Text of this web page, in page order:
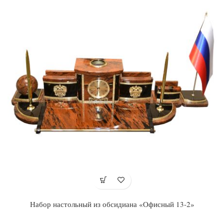
Набор настольный из обсидиана «Офисный 13-2»